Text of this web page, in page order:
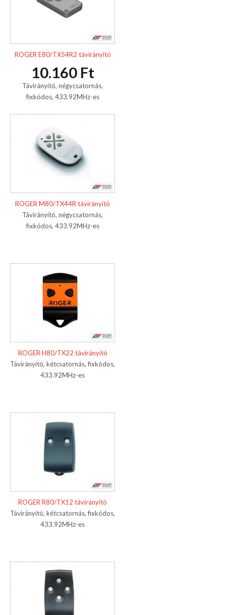
ROGER E80/TX54R2 távirányító
10.160 Ft
Távirányító, négycsatornás,
fixkódos, 433.92MHz-es
ROGER M80/TX44R távirányító
Távirányító, négycsatornás,
fixkódos, 433.92MHz-es
ROGER H80/TX22 távirányító
Távirányító, kétcsatornás, fixkódos,
433.92MHz-es
ROGER R80/TX12 távirányító
Távirányító, kétcsatornás, fixkódos,
433.92MHz-es